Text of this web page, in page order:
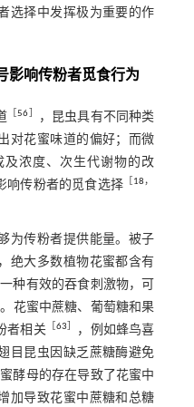
选择中发挥极为重要的作
影响传粉者觅食行为
［56
，昆虫具有不同种类
对花蜜味道的偏好；而微
浓度、次生代谢物的改
响传粉者的觅食选择
18，
为传粉者提供能量。被子
绝大多数植物花蜜都含有
种有效的吞食刺激物，可
。花蜜中蔗糖、葡萄糖和果
者相关 ［63
，例如蜂鸟喜
目昆虫因缺乏蔗糖酶避免
酵母的存在导致了花蜜中
加导致花蜜中蔗糖和总糖